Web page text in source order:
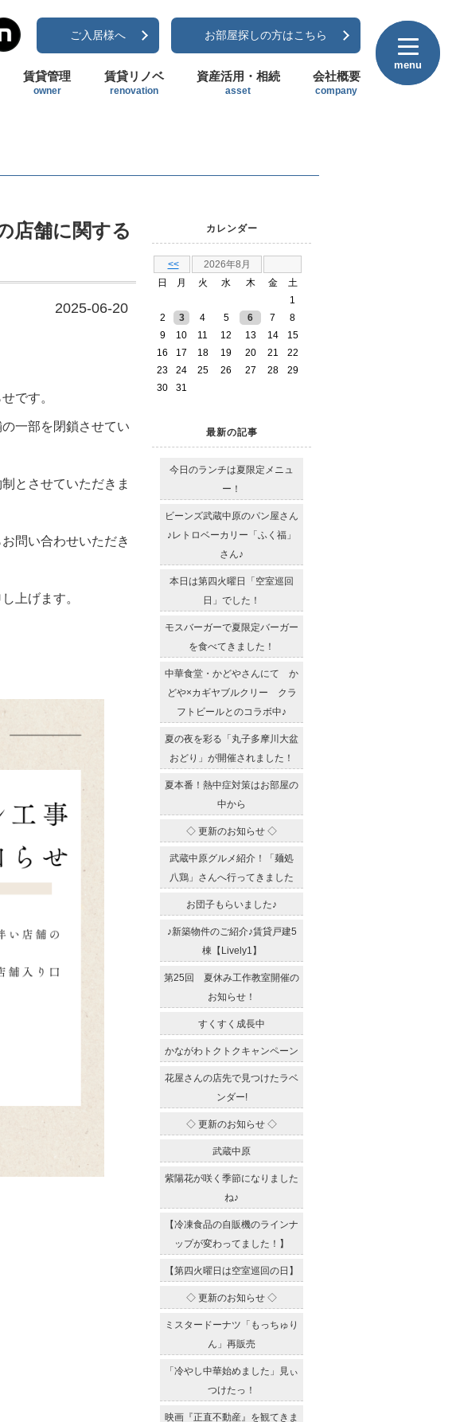
ご入居様へ お部屋探しの方はこちら
賃貸管理
owner
賃貸リノベ
renovation
資産活用・相続
asset
会社概要
company
menu
menu
店舗に関する
2025-06-20
です。
一部を閉鎖させてい
とさせていただきま
問い合わせいただき
上げます。
カレンダー
<<
2026年8月
日
月 火 水 木 金
土
1
2
3 4 5 6 7
8
9
10 11 12 13 14
15
16
17 18 19 20 21
22
23
24 25 26 27 28
29
30
31
最新の記事
今日のランチは夏限定メニュ
ー！
ビーンズ武蔵中原のパン屋さん
♪レトロベーカリー「ふく福」
さん♪
本日は第四火曜日「空室巡回
日」でした！
モスバーガーで夏限定バーガー
を食べてきました！
中華食堂・かどやさんにて か
どや×カギヤブルクリー クラ
フトビールとのコラボ中♪
夏の夜を彩る「丸子多摩川大盆
おどり」が開催されました！
夏本番！熱中症対策はお部屋の
中から
◇ 更新のお知らせ ◇
武蔵中原グルメ紹介！「麺処
八鶏」さんへ行ってきました
お団子もらいました♪
♪新築物件のご紹介♪賃貸戸建5
棟【Lively1】
第25回 夏休み工作教室開催の
お知らせ！
すくすく成長中
かながわトクトクキャンペーン
花屋さんの店先で見つけたラベ
ンダー!
◇ 更新のお知らせ ◇
武蔵中原
紫陽花が咲く季節になりました
ね♪
【冷凍食品の自販機のラインナ
ップが変わってました！】
【第四火曜日は空室巡回の日】
◇ 更新のお知らせ ◇
ミスタードーナツ「もっちゅり
ん」再販売
「冷やし中華始めました」見ぃ
つけたっ！
映画『正直不動産』を観てきま